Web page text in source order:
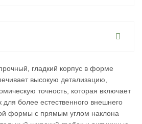
гладкий корпус в форме
высокую детализацию,
точность, которая включает
для более естественного внешнего
формы с прямым углом наклона